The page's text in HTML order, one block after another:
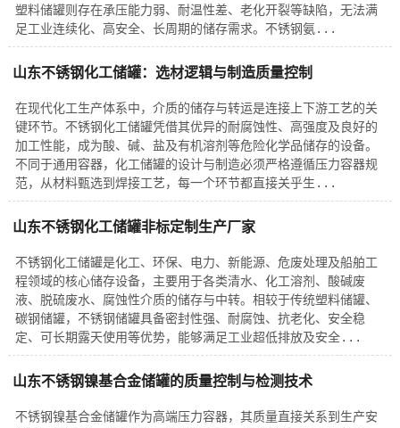
塑料储罐则存在承压能力弱、耐温性差、老化开裂等缺陷，无法满
足工业连续化、高安全、长周期的储存需求。不锈钢氨...
山东不锈钢化工储罐：选材逻辑与制造质量控制
在现代化工生产体系中，介质的储存与转运是连接上下游工艺的关
键环节。不锈钢化工储罐凭借其优异的耐腐蚀性、高强度及良好的
加工性能，成为酸、碱、盐及有机溶剂等危险化学品储存的设备。
不同于通用容器，化工储罐的设计与制造必须严格遵循压力容器规
范，从材料甄选到焊接工艺，每一个环节都直接关乎生...
山东不锈钢化工储罐非标定制生产厂家
不锈钢化工储罐是化工、环保、电力、新能源、危废处理及船舶工
程领域的核心储存设备，主要用于各类清水、化工溶剂、酸碱废
液、脱硫废水、腐蚀性介质的储存与中转。相较于传统塑料储罐、
碳钢储罐，不锈钢储罐具备密封性强、耐腐蚀、抗老化、安全稳
定、可长期露天使用等优势，能够满足工业超低排放及安全...
山东不锈钢镍基合金储罐的质量控制与检测技术
不锈钢镍基合金储罐作为高端压力容器，其质量直接关系到生产安